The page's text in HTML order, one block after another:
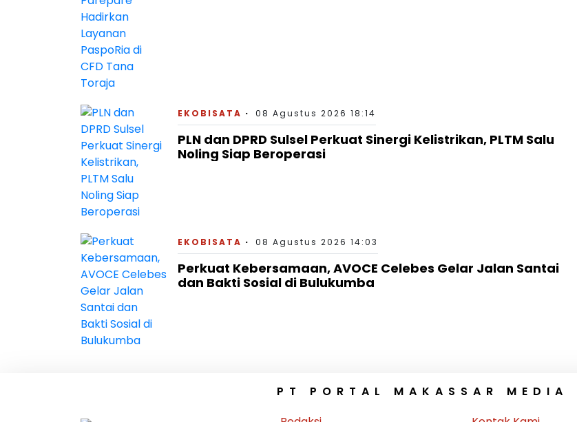
EKOBISATA 08 Agustus 2026 18:14
PLN dan DPRD Sulsel Perkuat Sinergi Kelistrikan, PLTM Salu
Noling Siap Beroperasi
EKOBISATA 08 Agustus 2026 14:03
Perkuat Kebersamaan, AVOCE Celebes Gelar Jalan Santai
dan Bakti Sosial di Bulukumba
PT PORTAL MAKASSAR MEDIA